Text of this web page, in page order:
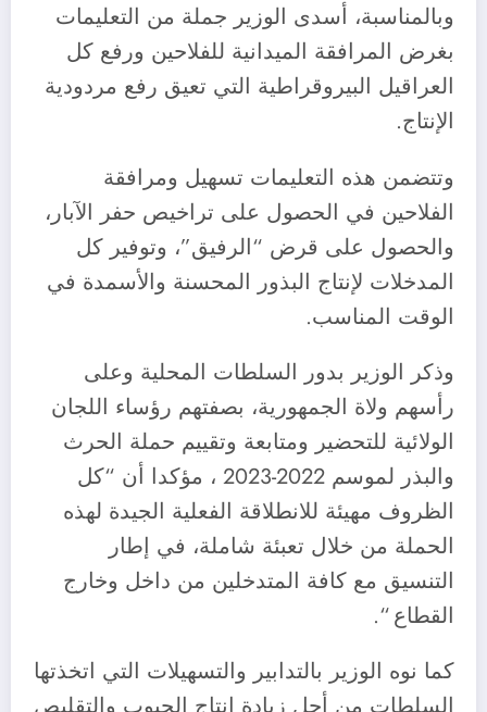
وبالمناسبة، أسدى الوزير جملة من التعليمات
بغرض المرافقة الميدانية للفلاحين ورفع كل
العراقيل البيروقراطية التي تعيق رفع مردودية
الإنتاج.
وتتضمن هذه التعليمات تسهيل ومرافقة
الفلاحين في الحصول على تراخيص حفر الآبار،
والحصول على قرض “الرفيق”، وتوفير كل
المدخلات لإنتاج البذور المحسنة والأسمدة في
الوقت المناسب.
وذكر الوزير بدور السلطات المحلية وعلى
رأسهم ولاة الجمهورية، بصفتهم رؤساء اللجان
الولائية للتحضير ومتابعة وتقييم حملة الحرث
والبذر لموسم 2022-2023 ، مؤكدا أن “كل
الظروف مهيئة للانطلاقة الفعلية الجيدة لهذه
الحملة من خلال تعبئة شاملة، في إطار
التنسيق مع كافة المتدخلين من داخل وخارج
القطاع “.
كما نوه الوزير بالتدابير والتسهيلات التي اتخذتها